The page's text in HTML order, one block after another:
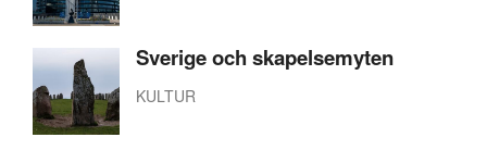
Sverige och skapelsemyten
KULTUR